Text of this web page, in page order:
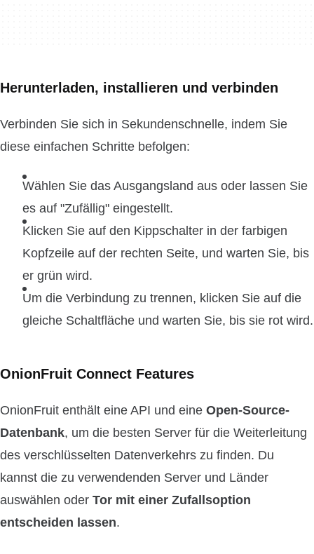
Herunterladen, installieren und verbinden
Verbinden Sie sich in Sekundenschnelle, indem Sie
diese einfachen Schritte befolgen:
Wählen Sie das Ausgangsland aus oder lassen Sie
es auf "Zufällig" eingestellt.
Klicken Sie auf den Kippschalter in der farbigen
Kopfzeile auf der rechten Seite, und warten Sie, bis
er grün wird.
Um die Verbindung zu trennen, klicken Sie auf die
gleiche Schaltfläche und warten Sie, bis sie rot wird.
OnionFruit Connect Features
OnionFruit enthält eine API und eine Open-Source-
Datenbank, um die besten Server für die Weiterleitung
des verschlüsselten Datenverkehrs zu finden. Du
kannst die zu verwendenden Server und Länder
auswählen oder Tor mit einer Zufallsoption
entscheiden lassen.